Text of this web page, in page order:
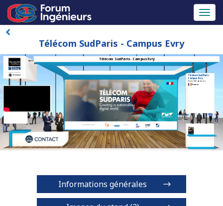
Télécom SudParis - Campus Evry
Télécom SudParis - Campus Evry
Télécom SudParis -
Campus Evry
Ecole d'Ingénieurs
France
Informations générales